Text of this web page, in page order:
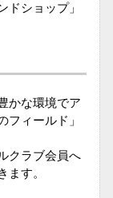
ショップ」
かな環境でア
フィールド」
クラブ会員へ
ます。